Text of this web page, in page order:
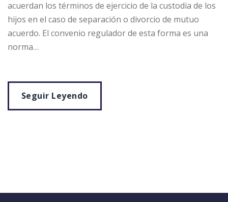
acuerdan los términos de ejercicio de la custodia de los
hijos en el caso de separación o divorcio de mutuo
acuerdo. El convenio regulador de esta forma es una
norma…
Seguir Leyendo